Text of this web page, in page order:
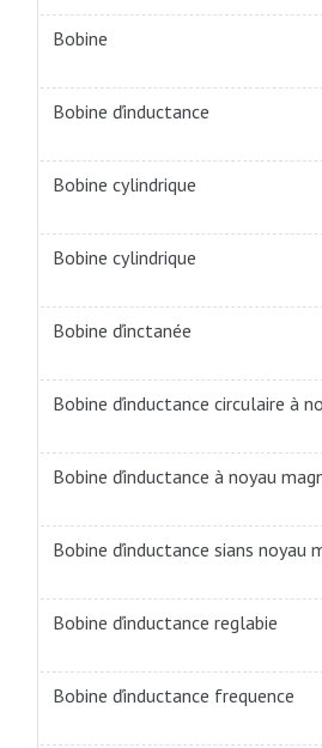
Bobine
Bobine ďinductance
Bobine cylindrique
Bobine cylindrique
Bobine ďinctanée
Bobine ďinductance circulaire à
Bobine ďinductance à noyau
Bobine ďinductance sians noyau
Bobine ďinductance reglabie
Bobine ďinductance frequence